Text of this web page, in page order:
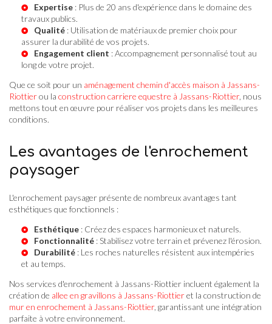
Expertise : Plus de 20 ans d'expérience dans le domaine des
travaux publics.
Qualité : Utilisation de matériaux de premier choix pour
assurer la durabilité de vos projets.
Engagement client : Accompagnement personnalisé tout au
long de votre projet.
Que ce soit pour un aménagement chemin d'accès maison à Jassans-
Riottierou la construction carriere equestre à Jassans-Riottier, nous
mettons tout en œuvre pour réaliser vos projets dans les meilleures
conditions.
Les avantages de l'enrochement
paysager
L'enrochement paysager présente de nombreux avantages tant
esthétiques que fonctionnels :
Esthétique : Créez des espaces harmonieux et naturels.
Fonctionnalité : Stabilisez votre terrain et prévenez l'érosion.
Durabilité : Les roches naturelles résistent aux intempéries
et au temps.
Nos services d'enrochement à Jassans-Riottier incluent également la
création de allee en gravillons à Jassans-Riottieret la construction de
mur en enrochement à Jassans-Riottier, garantissant une intégration
parfaite à votre environnement.